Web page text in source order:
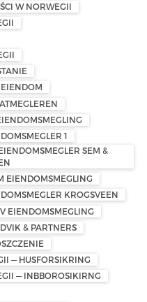
W NORWEGII
1
SEM &
EIENDOMSMEGLING
KROGSVEEN
EIENDOMSMEGLING
& PARTNERS
— HUSFORSIKRING
— INBBOROSIKIRNG